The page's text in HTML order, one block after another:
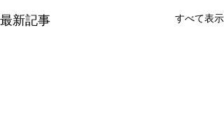
最新記事 すべて表示